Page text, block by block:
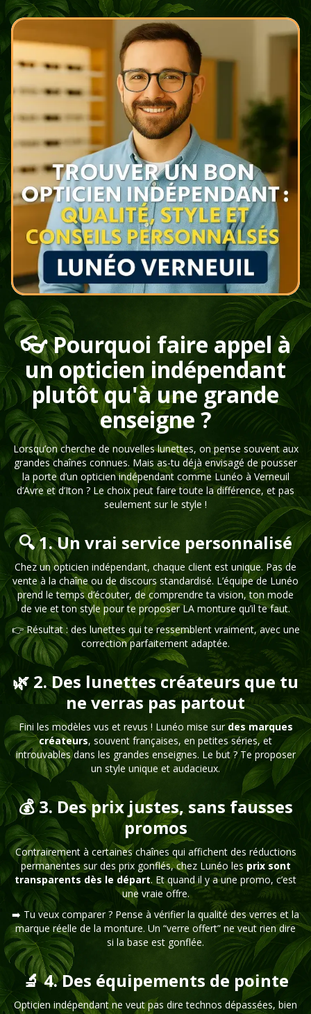
👓 Pourquoi faire appel à
un opticien indépendant
plutôt qu'à une grande
enseigne ?
Lorsqu’on cherche de nouvelles lunettes, on pense souvent aux
grandes chaînes connues. Mais as-tu déjà envisagé de pousser
la porte d’un opticien indépendant comme Lunéo à Verneuil
d’Avre et d’Iton ? Le choix peut faire toute la différence, et pas
seulement sur le style !
🔍 1. Un vrai service personnalisé
Chez un opticien indépendant, chaque client est unique. Pas de
vente à la chaîne ou de discours standardisé. L’équipe de Lunéo
prend le temps d’écouter, de comprendre ta vision, ton mode
de vie et ton style pour te proposer LA monture qu’il te faut.
👉 Résultat : des lunettes qui te ressemblent vraiment, avec une
correction parfaitement adaptée.
🌿 2. Des lunettes créateurs que tu
ne verras pas partout
Fini les modèles vus et revus ! Lunéo mise surdes marques
créateurs, souvent françaises, en petites séries, et
introuvables dans les grandes enseignes. Le but ? Te proposer
un style unique et audacieux.
💰 3. Des prix justes, sans fausses
promos
Contrairement à certaines chaînes qui affichent des réductions
permanentes sur des prix gonflés, chez Lunéo les prix sont
transparents dès le départ. Et quand il y a une promo, c’est
une vraie offre.
➡️ Tu veux comparer ? Pense à vérifier la qualité des verres et la
marque réelle de la monture. Un “verre offert” ne veut rien dire
si la base est gonflée.
🔬 4. Des équipements de pointe
Opticien indépendant ne veut pas dire technos dépassées, bien